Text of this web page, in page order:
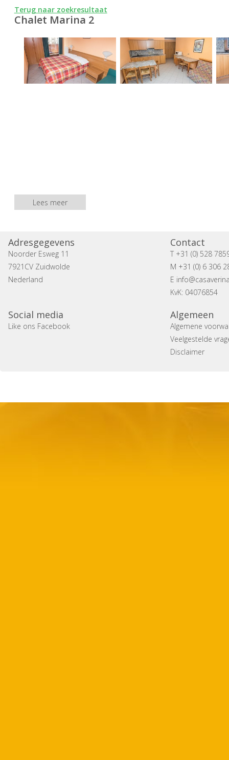
Terug naar zoekresultaat
Chalet Marina 2
Lees meer
Adresgegevens
Noorder Esweg 11
7921CV Zuidwolde
Nederland
Contact
T +31 (0) 528
M +31 (0) 6 306
E
KvK: 04076854
Social media
Like ons Facebook
Algemeen
Algemene
Veelgestelde
Disclaimer